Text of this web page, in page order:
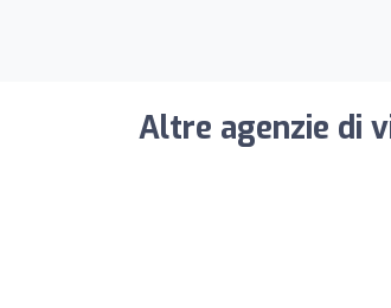
Altre agenzie di